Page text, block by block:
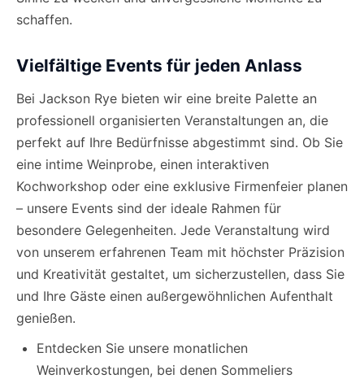
schaffen.
Vielfältige Events für jeden Anlass
Bei Jackson Rye bieten wir eine breite Palette an
professionell organisierten Veranstaltungen an, die
perfekt auf Ihre Bedürfnisse abgestimmt sind. Ob Sie
eine intime Weinprobe, einen interaktiven
Kochworkshop oder eine exklusive Firmenfeier planen
– unsere Events sind der ideale Rahmen für
besondere Gelegenheiten. Jede Veranstaltung wird
von unserem erfahrenen Team mit höchster Präzision
und Kreativität gestaltet, um sicherzustellen, dass Sie
und Ihre Gäste einen außergewöhnlichen Aufenthalt
genießen.
Entdecken Sie unsere monatlichen
Weinverkostungen, bei denen Sommeliers